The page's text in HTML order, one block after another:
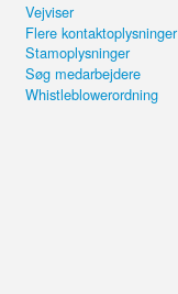
Vejviser
Flere kontaktoplysninger
Stamoplysninger
Søg medarbejdere
Whistleblowerordning